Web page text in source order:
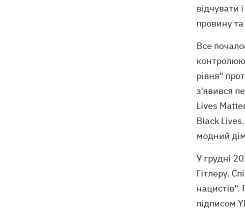
відчувати
провину
Все
рівня"
з'явився
Lives
Black
модний
У грудні
Гітлеру.
нацистів".
підписом